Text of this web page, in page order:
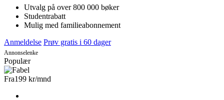
Utvalg på over 800 000 bøker
Studentrabatt
Mulig med familieabonnement
Anmeldelse Prøv gratis i 60 dager
Annonselenke
Populær
Fra199 kr/mnd